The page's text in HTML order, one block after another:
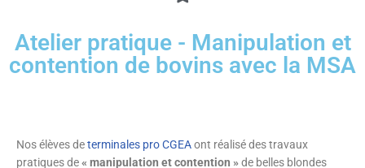
Atelier pratique - Manipulation et
contention de bovins avec la MSA
Nos élèves determinales pro CGEAont réalisé des travaux
pratiques de« manipulation et contention »de belles blondes